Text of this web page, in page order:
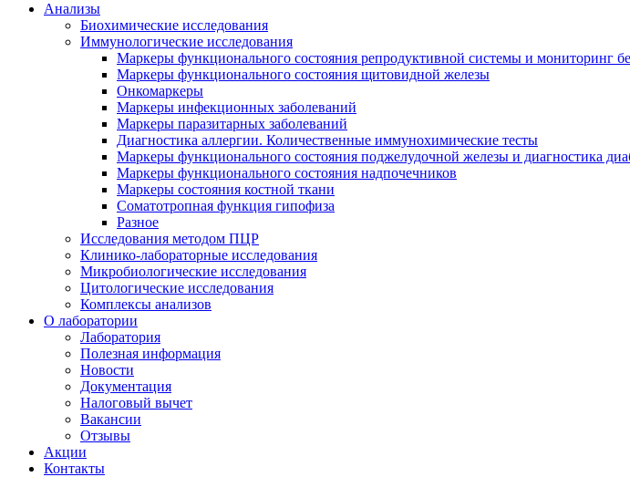
Анализы
Биохимические исследования
Иммунологические исследования
Маркеры функционального состояния репродуктивной системы и мониторинг
Маркеры функционального состояния щитовидной железы
Онкомаркеры
Маркеры инфекционных заболеваний
Маркеры паразитарных заболеваний
Диагностика аллергии. Количественные иммунохимические тесты
Маркеры функционального состояния поджелудочной железы и диагностика
Маркеры функционального состояния надпочечников
Маркеры состояния костной ткани
Соматотропная функция гипофиза
Разное
Исследования методом ПЦР
Клинико-лабораторные исследования
Микробиологические исследования
Цитологические исследования
Комплексы анализов
О лаборатории
Лаборатория
Полезная информация
Новости
Документация
Налоговый вычет
Вакансии
Отзывы
Акции
Контакты